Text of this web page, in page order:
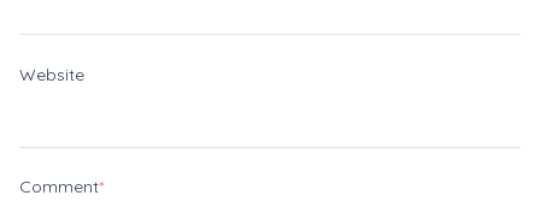
Website
Comment*